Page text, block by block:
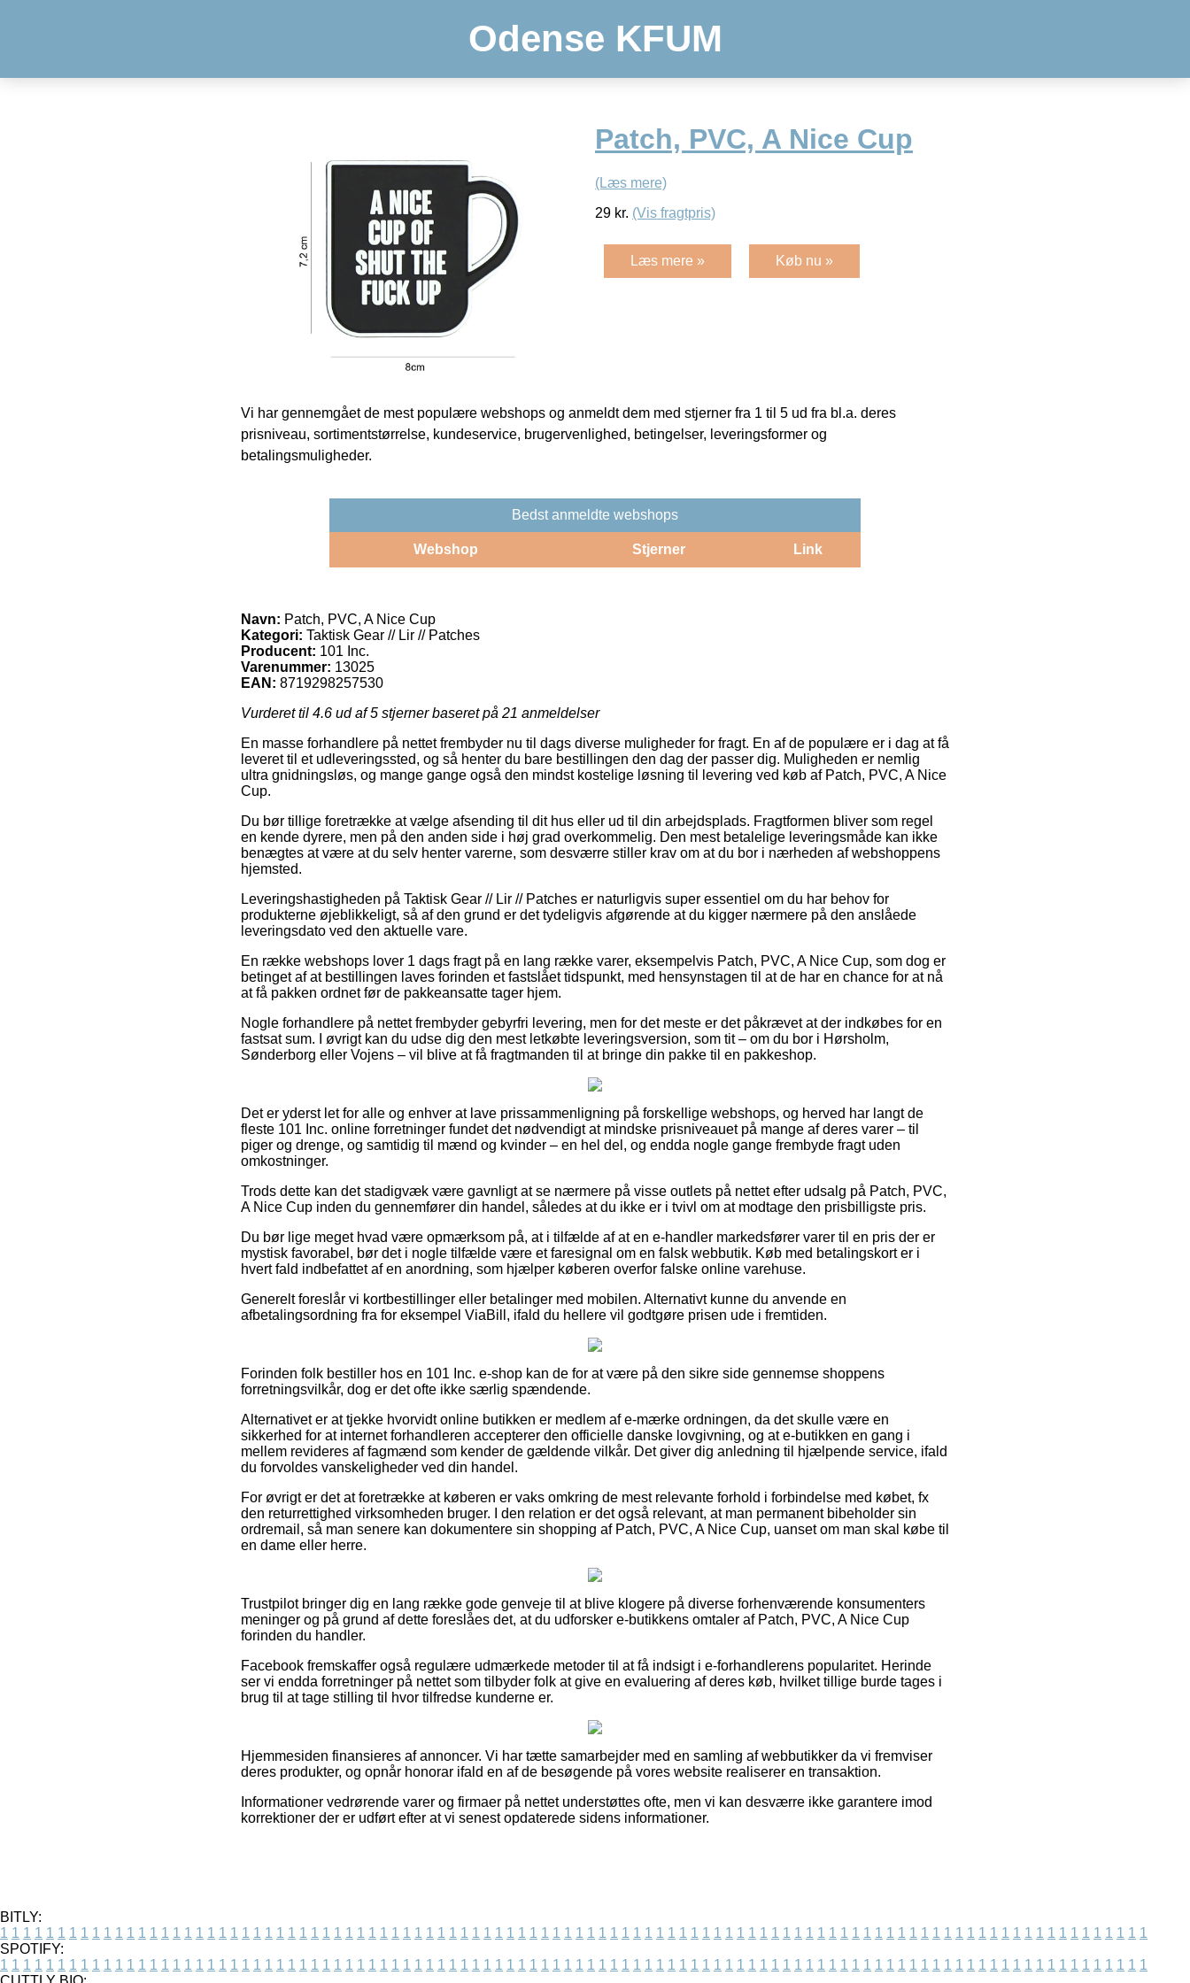
Odense KFUM
Patch, PVC, A Nice Cup
(Læs mere)
29 kr. (Vis fragtpris)
Læs mere » Køb nu »
Vi har gennemgået de mest populære webshops og anmeldt dem med stjerner fra 1 til 5 ud fra bl.a. deres
prisniveau, sortimentstørrelse, kundeservice, brugervenlighed, betingelser, leveringsformer og
betalingsmuligheder.
Bedst anmeldte webshops
Webshop Stjerner Link
Navn: Patch, PVC, A Nice Cup
Kategori: Taktisk Gear // Lir // Patches
Producent: 101 Inc.
Varenummer: 13025
EAN: 8719298257530
Vurderet til 4.6 ud af 5 stjerner baseret på 21 anmeldelser
En masse forhandlere på nettet frembyder nu til dags diverse muligheder for fragt. En af de populære er i dag at få
leveret til et udleveringssted, og så henter du bare bestillingen den dag der passer dig. Muligheden er nemlig
ultra gnidningsløs, og mange gange også den mindst kostelige løsning til levering ved køb af Patch, PVC, A Nice
Cup.
Du bør tillige foretrække at vælge afsending til dit hus eller ud til din arbejdsplads. Fragtformen bliver som regel
en kende dyrere, men på den anden side i høj grad overkommelig. Den mest betalelige leveringsmåde kan ikke
benægtes at være at du selv henter varerne, som desværre stiller krav om at du bor i nærheden af webshoppens
hjemsted.
Leveringshastigheden på Taktisk Gear // Lir // Patches er naturligvis super essentiel om du har behov for
produkterne øjeblikkeligt, så af den grund er det tydeligvis afgørende at du kigger nærmere på den anslåede
leveringsdato ved den aktuelle vare.
En række webshops lover 1 dags fragt på en lang række varer, eksempelvis Patch, PVC, A Nice Cup, som dog er
betinget af at bestillingen laves forinden et fastslået tidspunkt, med hensynstagen til at de har en chance for at nå
at få pakken ordnet før de pakkeansatte tager hjem.
Nogle forhandlere på nettet frembyder gebyrfri levering, men for det meste er det påkrævet at der indkøbes for en
fastsat sum. I øvrigt kan du udse dig den mest letkøbte leveringsversion, som tit – om du bor i Hørsholm,
Sønderborg eller Vojens – vil blive at få fragtmanden til at bringe din pakke til en pakkeshop.
Det er yderst let for alle og enhver at lave prissammenligning på forskellige webshops, og herved har langt de
fleste 101 Inc. online forretninger fundet det nødvendigt at mindske prisniveauet på mange af deres varer – til
piger og drenge, og samtidig til mænd og kvinder – en hel del, og endda nogle gange frembyde fragt uden
omkostninger.
Trods dette kan det stadigvæk være gavnligt at se nærmere på visse outlets på nettet efter udsalg på Patch, PVC,
A Nice Cup inden du gennemfører din handel, således at du ikke er i tvivl om at modtage den prisbilligste pris.
Du bør lige meget hvad være opmærksom på, at i tilfælde af at en e-handler markedsfører varer til en pris der er
mystisk favorabel, bør det i nogle tilfælde være et faresignal om en falsk webbutik. Køb med betalingskort er i
hvert fald indbefattet af en anordning, som hjælper køberen overfor falske online varehuse.
Generelt foreslår vi kortbestillinger eller betalinger med mobilen. Alternativt kunne du anvende en
afbetalingsordning fra for eksempel ViaBill, ifald du hellere vil godtgøre prisen ude i fremtiden.
Forinden folk bestiller hos en 101 Inc. e-shop kan de for at være på den sikre side gennemse shoppens
forretningsvilkår, dog er det ofte ikke særlig spændende.
Alternativet er at tjekke hvorvidt online butikken er medlem af e-mærke ordningen, da det skulle være en
sikkerhed for at internet forhandleren accepterer den officielle danske lovgivning, og at e-butikken en gang i
mellem revideres af fagmænd som kender de gældende vilkår. Det giver dig anledning til hjælpende service, ifald
du forvoldes vanskeligheder ved din handel.
For øvrigt er det at foretrække at køberen er vaks omkring de mest relevante forhold i forbindelse med købet, fx
den returrettighed virksomheden bruger. I den relation er det også relevant, at man permanent bibeholder sin
ordremail, så man senere kan dokumentere sin shopping af Patch, PVC, A Nice Cup, uanset om man skal købe til
en dame eller herre.
Trustpilot bringer dig en lang række gode genveje til at blive klogere på diverse forhenværende konsumenters
meninger og på grund af dette foreslåes det, at du udforsker e-butikkens omtaler af Patch, PVC, A Nice Cup
forinden du handler.
Facebook fremskaffer også regulære udmærkede metoder til at få indsigt i e-forhandlerens popularitet. Herinde
ser vi endda forretninger på nettet som tilbyder folk at give en evaluering af deres køb, hvilket tillige burde tages i
brug til at tage stilling til hvor tilfredse kunderne er.
Hjemmesiden finansieres af annoncer. Vi har tætte samarbejder med en samling af webbutikker da vi fremviser
deres produkter, og opnår honorar ifald en af de besøgende på vores website realiserer en transaktion.
Informationer vedrørende varer og firmaer på nettet understøttes ofte, men vi kan desværre ikke garantere imod
korrektioner der er udført efter at vi senest opdaterede sidens informationer.
BITLY:
1 1 1 1 1 1 1 1 1 1 1 1 1 1 1 1 1 1 1 1 1 1 1 1 1 1 1 1 1 1 1 1 1 1 1 1 1 1 1 1 1 1 1 1 1 1 1 1 1 1 1 1 1 1 1 1 1 1 1 1 1 1 1 1 1 1 1 1 1 1 1 1 1 1 1 1 1 1 1 1 1 1 1 1 1 1 1 1 1 1 1 1 1 1 1 1 1 1 1 1
SPOTIFY:
1 1 1 1 1 1 1 1 1 1 1 1 1 1 1 1 1 1 1 1 1 1 1 1 1 1 1 1 1 1 1 1 1 1 1 1 1 1 1 1 1 1 1 1 1 1 1 1 1 1 1 1 1 1 1 1 1 1 1 1 1 1 1 1 1 1 1 1 1 1 1 1 1 1 1 1 1 1 1 1 1 1 1 1 1 1 1 1 1 1 1 1 1 1 1 1 1 1 1 1